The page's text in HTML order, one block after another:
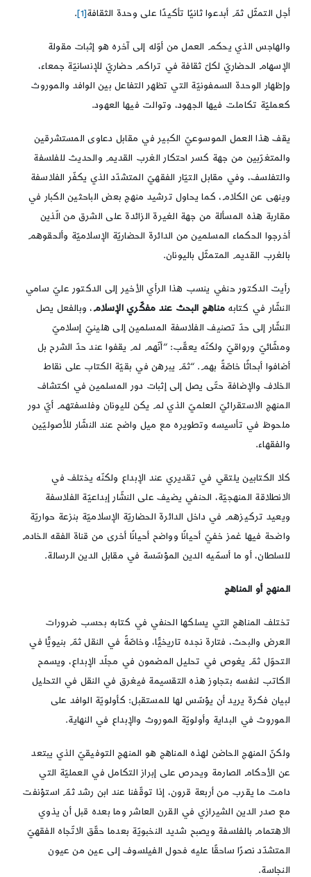
أجل التمثّل ثمّ أبدعوا ثانيًا تأكيدًا على وحدة الثقافة[1]
.
والهاجس الذي يحكم العمل من أوّله إلى آخره هو إثبات مقولة
الإسهام الحضاريّ لكلّ ثقافة في تراكم حضاريّ للإنسانيّة جمعاء،
وإظهار الوحدة السمفونيّة التي تظهر التفاعل بين الوافد والموروث
كعمليّة تكاملت فيها الجهود، وتوالت فيها العهود.
يقف هذا العمل الموسوعيّ الكبير في مقابل دعاوى المستشرقين
والمتغرّبين من جهة كسر احتكار الغرب القديم والحديث للفلسفة
والتفلسف، وفي مقابل التيّار الفقهيّ المتشدّد الذي يكفّر الفلاسفة
وينهى عن الكلام، كما يحاول ترشيد منهج بعض الباحثين الكبار في
مقاربة هذه المسألة من جهة الغيرة الزائدة على الشرق من الّذين
أخرجوا الحكماء المسلمين من الدائرة الحضاريّة الإسلاميّة وألحقوهم
بالغرب القديم المتمثّل باليونان.
رأيت الدكتور حنفي ينسب هذا الرأي الأخير إلى الدكتور عليّ سامي
النشّار في كتابه مناهج البحث عند مفكّري الإسلام، وبالفعل يصل
النشّار إلى حدّ تصنيف الفلاسفة المسلمين إلى هلينيّ إسلاميّ
ومشّائيّ ورواقيّ ولكنّه يعقّب: “أنّهم لم يقفوا عند حدّ الشرح بل
أضافوا أبحاثًا خاصّةً بهم. “ثمّ يبرهن في بقيّة الكتاب على نقاط
الخلاف والإضافة حتّى يصل إلى إثبات دور المسلمين في اكتشاف
المنهج الاستقرائيّ العلميّ الذي لم يكن لليونان وفلسفتهم أيّ دور
ملحوظ في تأسيسه وتطويره مع ميل واضح عند النشّار للأصوليّين
والفقهاء.
كلا الكتابين يلتقي في تقديري عند الإبداع ولكنّه يختلف في
الانطلاقة المنهجيّة، الحنفي يضيف على النشّار إبداعيّة الفلاسفة
ويعيد تركيزهم في داخل الدائرة الحضاريّة الإسلاميّة بنزعة حواريّة
واضحة فيها غمز خفيّ أحيانًا وواضح أحيانًا أخرى من قناة الفقه الخادم
للسلطان، أو ما أسمّيه الدين المؤسّسة في مقابل الدين الرسالة.
المنهج أو المناهج
تختلف المناهج التي يسلكها الحنفي في كتابه بحسب ضرورات
العرض والبحث، فتارة نجده تاريخيًّا، وخاصّةً في النقل ثمّ بنيويًّا في
التحوّل ثمّ يغوص في تحليل المضمون في مجلّد الإبداع، ويسمح
الكاتب لنفسه بتجاوز هذه التقسيمة فيغرق في النقل في التحليل
لبيان فكرة يريد أن يؤسّس لها للمستقبل: كأولويّة الوافد على
الموروث في البداية وأولويّة الموروث والإبداع في النهاية.
ولكنّ المنهج الحاضن لهذه المناهج هو المنهج التوفيقيّ الذي يبتعد
عن الأحكام الصارمة ويحرص على إبراز التكامل في العمليّة التي
دامت ما يقرب من أربعة قرون، إذا توقّفنا عند ابن رشد ثمّ استؤنفت
مع صدر الدين الشيرازي في القرن العاشر وما بعده قبل أن يذوي
الاهتمام بالفلسفة ويصبح شديد النخبويّة بعدما حقّق الاتّجاه الفقهيّ
المتشدّد نصرًا ساحقًا عليه فحول الفيلسوف إلى عين من عيون
النجاسة.